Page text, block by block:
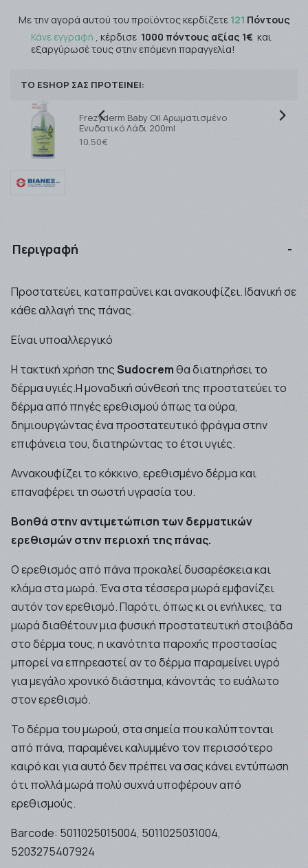
Με την αγορά αυτού του προϊόντος κερδίζετε 121 Πόντους
Κάνε εγγραφή , κέρδισε 1000 πόντους αξίας 1€ και
εξαργύρωσέ τους στην επόμενη παραγγελία!
ΤΟ ESHOP ΣΑΣ ΠΡΟΤΕΙΝΕΙ:
Frezyderm Baby Oil Αρωματισμένο
Ενυδατικό Λάδι 200ml
10.50€
Περιγραφή
Προστατεύει, καταπραϋνει και ανακουφίζει. Ιδανική σε
κάθε αλλαγή της πάνας.
Είναι υποαλλεργικό
Η τακτική χρήση τηςSudocremθα διατηρήσει το
δέρμα υγιές.Η μοναδική σύνθεσή της προστατεύει το
δέρμα από πηγές ερεθισμού όπως τα ούρα,
δημιουργώντας ένα προστατευτικό φράγμα στην
επιφάνεια του, διατηρώντας το έτσι υγιές.
Αννακουφίζει το κόκκινο, ερεθισμένο δέρμα και
επαναφέρει τη σωστή υγρασία του.
Βοηθά στην αντιμετώπιση των δερματικών
ερεθισμών στην περιοχή της πάνας.
Ο ερεθισμός από πάνα προκαλεί δυσαρέσκεια και
κλάμα στα μωρά. Ένα στα τέσσερα μωρά εμφανίζει
αυτόν τον ερεθισμό. Παρότι, όπως κι οι ενήλικες, τα
μωρά διαθέτουν μια φυσική προστατευτική στοιβάδα
στο δέρμα τους, η ικανότητα παροχής προστασίας
μπορεί να επηρεαστεί αν το δέρμα παραμείνει υγρό
για μεγάλο χρονικό διάστημα, κάνοντάς το ευάλωτο
στον ερεθισμό.
Το δέρμα του μωρού, στα σημεία που καλύπτονται
από πάνα, παραμένει καλυμμένο τον περισσότερο
καιρό και για αυτό δεν πρέπει να σας κάνει εντύπωση
ότι πολλά μωρά πολύ συχνά υποφέρουν από
ερεθισμούς.
Barcode: 5011025015004, 5011025031004,
5203275407924